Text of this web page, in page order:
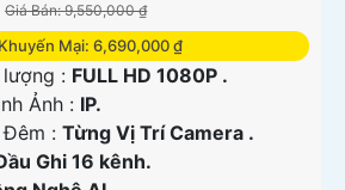
Giá Bán: 9,550,000 ₫
Mại: 6,690,000 ₫
: FULL HD 1080P .
Ảnh : IP.
Đêm : Từng Vị Trí Camera .
Ghi 16 kênh.